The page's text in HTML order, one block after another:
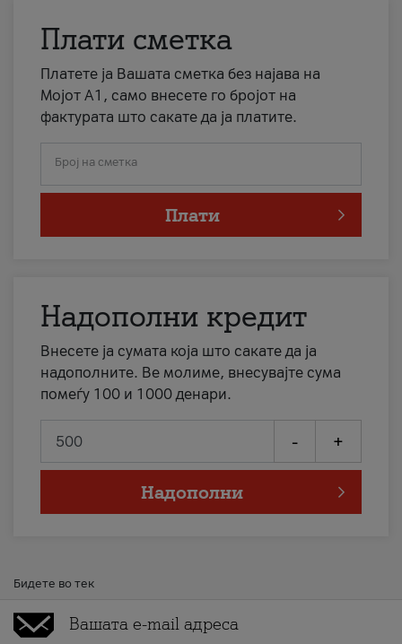
Плати сметка
Платете ја Вашата сметка без најава на
Мојот А1, само внесете го бројот на
фактурата што сакате да ја платите.
Број на сметка
Плати
Надополни кредит
Внесете ја сумата која што сакате да ја
надополните. Ве молиме, внесувајте сума
помеѓу 100 и 1000 денари.
- +
Надополни
Бидете во тек